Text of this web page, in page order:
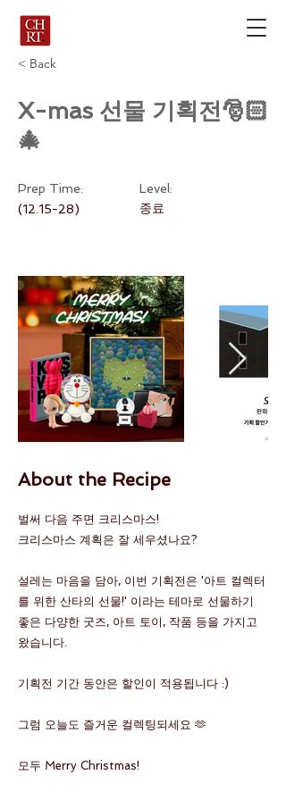
< Back
X-mas 선물 기획전🎅🏻
🎄
Prep Time:
(12.15-28)
Level:
종료
About the Recipe
벌써 다음 주면 크리스마스!
크리스마스 계획은 잘 세우셨나요?
설레는 마음을 담아, 이번 기획전은 '아트 컬렉터
를 위한 산타의 선물!' 이라는 테마로 선물하기
좋은 다양한 굿즈, 아트 토이, 작품 등을 가지고
왔습니다.
기획전 기간 동안은 할인이 적용됩니다 :)
그럼 오늘도 즐거운 컬렉팅되세요 🫶
모두 Merry Christmas!